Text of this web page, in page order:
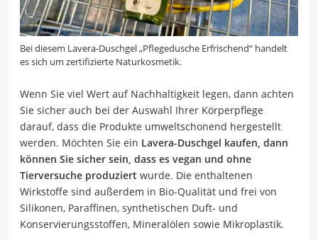
Bei diesem Lavera-Duschgel „Pflegedusche Erfrischend“ handelt
es sich um zertifizierte Naturkosmetik.
Wenn Sie viel Wert auf Nachhaltigkeit legen, dann achten
Sie sicher auch bei der Auswahl Ihrer Körperpflege
darauf, dass die Produkte umweltschonend hergestellt
werden. Möchten Sie ein Lavera-Duschgel kaufen, dann
können Sie sicher sein, dass es vegan und ohne
Tierversuche produziert wurde. Die enthaltenen
Wirkstoffe sind außerdem in Bio-Qualität und frei von
Silikonen, Paraffinen, synthetischen Duft- und
Konservierungsstoffen, Mineralölen sowie Mikroplastik.